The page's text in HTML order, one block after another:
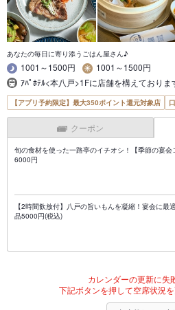
あなたの毎日に寄り添うごはん屋さん♪
1001～1500円
1001～1500円
ｱﾊﾟﾎﾃﾙ<本八戸>1Fに店舗を構えておりま
【アプリ予約限定】最大350ポイント還元対象店
クーポン
旬の食材を使った一路亭のイチオシ！【季節の宴
6000円
【2時間飲放付】八戸の旨いもんを凝縮！宴会に最
品5000円(税込)
カレンダーの更新に失
下記ボタンを押して空席状況を